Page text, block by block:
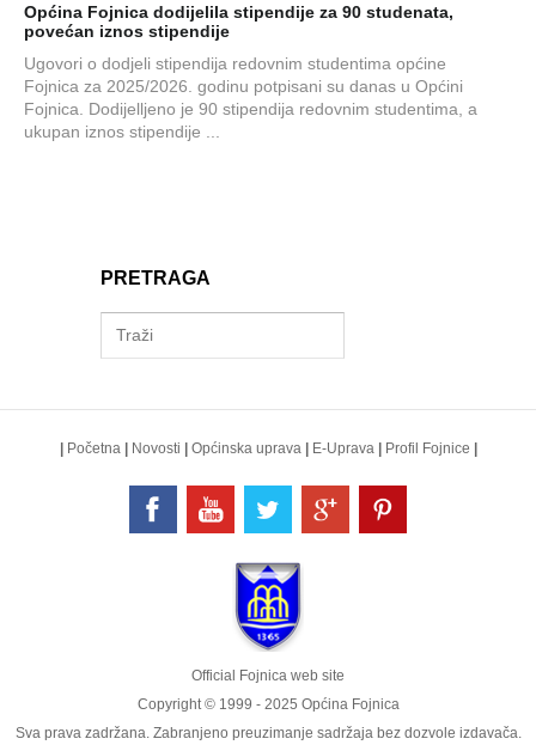
Općina Fojnica dodijelila stipendije za 90 studenata,
povećan iznos stipendije
Ugovori o dodjeli stipendija redovnim studentima općine
Fojnica za 2025/2026. godinu potpisani su danas u Općini
Fojnica. Dodijelljeno je 90 stipendija redovnim studentima, a
ukupan iznos stipendije ...
PRETRAGA
| Početna | Novosti | Općinska uprava | E-Uprava | Profil Fojnice |
Official Fojnica web site
Copyright © 1999 - 2025 Općina Fojnica
Sva prava zadržana. Zabranjeno preuzimanje sadržaja bez dozvole izdavača.